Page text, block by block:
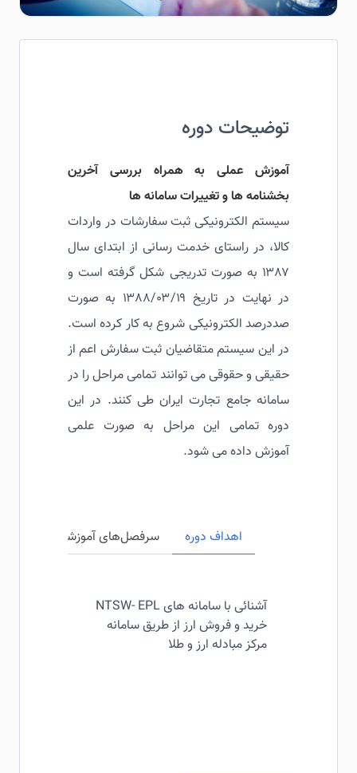
توضیحات دوره
آموزش عملی به همراه بررسی آخرین
بخشنامه ها و تغییرات سامانه ها
سیستم الکترونیکی ثبت سفارشات در واردات
کالا، در راستای خدمت رسانی از ابتدای سال
۱۳۸۷ به صورت تدریجی شکل گرفته است و
در نهایت در تاریخ ۱۳۸۸/۰۳/۱۹ به صورت
صددرصد الکترونیکی شروع به کار کرده است.
در این سیستم متقاضیان ثبت سفارش اعم از
حقیقی و حقوقی می توانند تمامی مراحل را در
سامانه جامع تجارت ایران طی کنند. در این
دوره تمامی این مراحل به صورت علمی
آموزش داده می شود.
اهداف دوره سرفصل‌های آموزشی
آشنائی با سامانه های NTSW- EPL
خرید و فروش ارز از طریق سامانه
مرکز مبادله ارز و طلا